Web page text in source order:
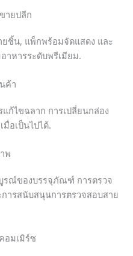
ายปลีก
ชิ้น, แพ็กพร้อมจัดแสดง และ
หารระดับพรีเมียม.
ค้า
ก้ไขฉลาก การเปลี่ยนกล่อง
อเป็นไปได้.
พ
รณ์ของบรรจุภัณฑ์ การตรวจ
ารสนับสนุนการตรวจสอบสาย
มเมิร์ซ